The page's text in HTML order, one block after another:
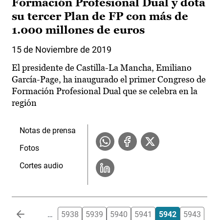
Formación Profesional Dual y dota
su tercer Plan de FP con más de
1.000 millones de euros
15 de Noviembre de 2019
El presidente de Castilla-La Mancha, Emiliano
García-Page, ha inaugurado el primer Congreso de
Formación Profesional Dual que se celebra en la
región
Notas de prensa
Fotos
Cortes audio
Paginación … 5938 5939 5940 5941 5942
5943